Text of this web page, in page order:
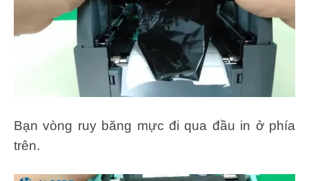
Bạn vòng ruy băng mực đi qua đầu in ở phía
trên.